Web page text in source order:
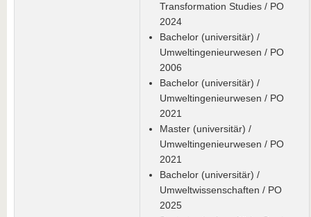
Transformation Studies / PO
2024
Bachelor (universitär) /
Umweltingenieurwesen / PO
2006
Bachelor (universitär) /
Umweltingenieurwesen / PO
2021
Master (universitär) /
Umweltingenieurwesen / PO
2021
Bachelor (universitär) /
Umweltwissenschaften / PO
2025